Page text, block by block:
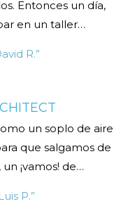
Entonces un día,
en un taller…
R.”
un soplo de aire
que salgamos de
¡vamos! de…
P.”